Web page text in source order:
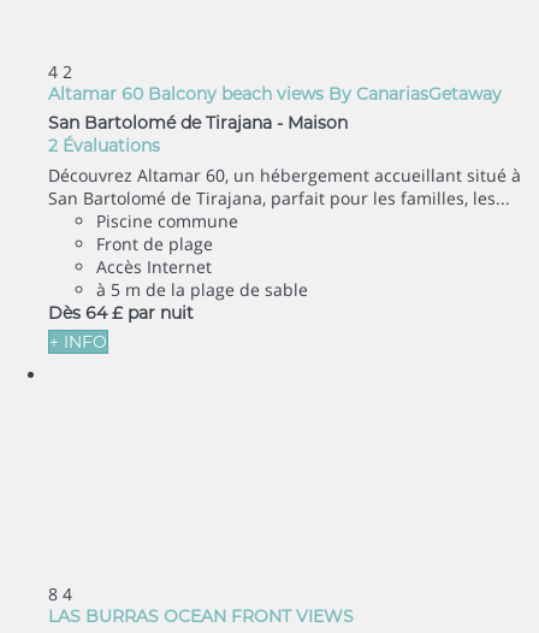
4 2
Altamar 60 Balcony beach views By CanariasGetaway
San Bartolomé de Tirajana - Maison
2 Évaluations
Découvrez Altamar 60, un hébergement accueillant situé à
San Bartolomé de Tirajana, parfait pour les familles, les...
Piscine commune
Front de plage
Accès Internet
à 5 m de la plage de sable
Dès 64 £ par nuit
+ INFO
8 4
LAS BURRAS OCEAN FRONT VIEWS